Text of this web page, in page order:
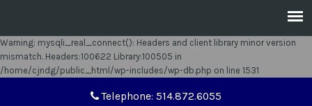
Warning: mysqli_real_connect(): Headers and client library minor version
mismatch. Headers:100622 Library:100505 in
/home/cjndg/public_html/wp-includes/wp-db.php on line 1531
Telephone: 514.872.6055